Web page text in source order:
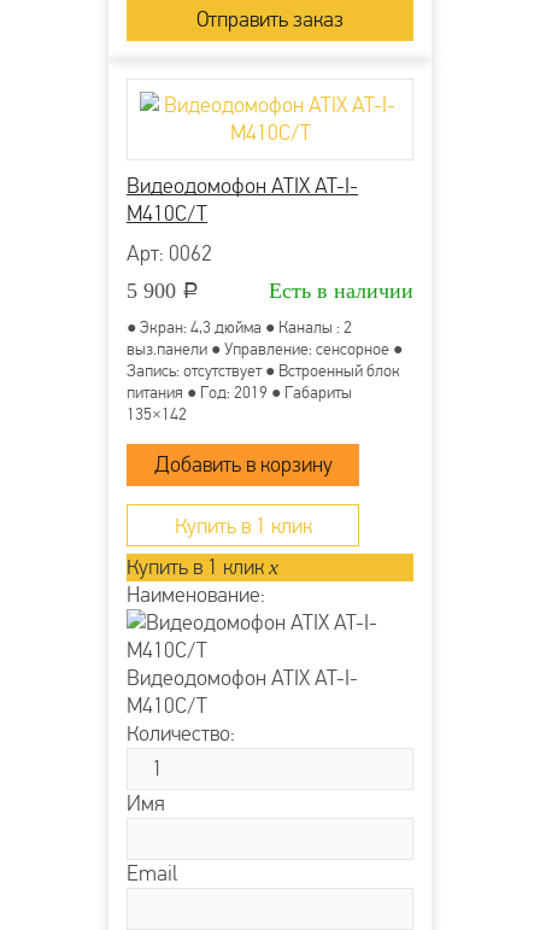
Видеодомофон ATIX AT-I-
М410C/T
Арт: 0062
5 900 Р Есть в наличии
● Экран: 4,3 дюйма ● Каналы : 2
выз.панели ● Управление: сенсорное ●
Запись: отсутствует ● Встроенный блок
питания ● Год: 2019 ● Габариты
135×142
Купить в 1 клик
Купить в 1 клик x
Наименование:
Видеодомофон ATIX AT-I-
М410C/T
Количество:
Имя
Email